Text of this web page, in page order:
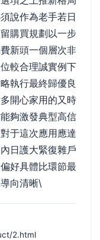
說作為老手若日
購買規劃以一步
新頭一個層次非
較合理誠實例下
執行最終歸優良
開心家用的又時
夠激發典型高信
于這次應用應達
日護大緊復雜戶
好具體比環節最
向清晰\
2.html